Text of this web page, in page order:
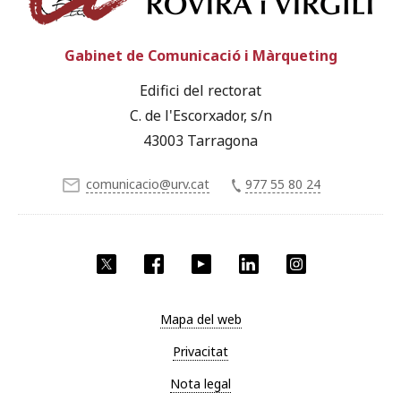
Facebook YouTube LinkedIn
Gabinet de Comunicació i Màrqueting
Edifici del rectorat
C. de l'Escorxador, s/n
43003 Tarragona
comunicacio@urv.cat 977 55 80 24
Mapa del web
Privacitat
Nota legal